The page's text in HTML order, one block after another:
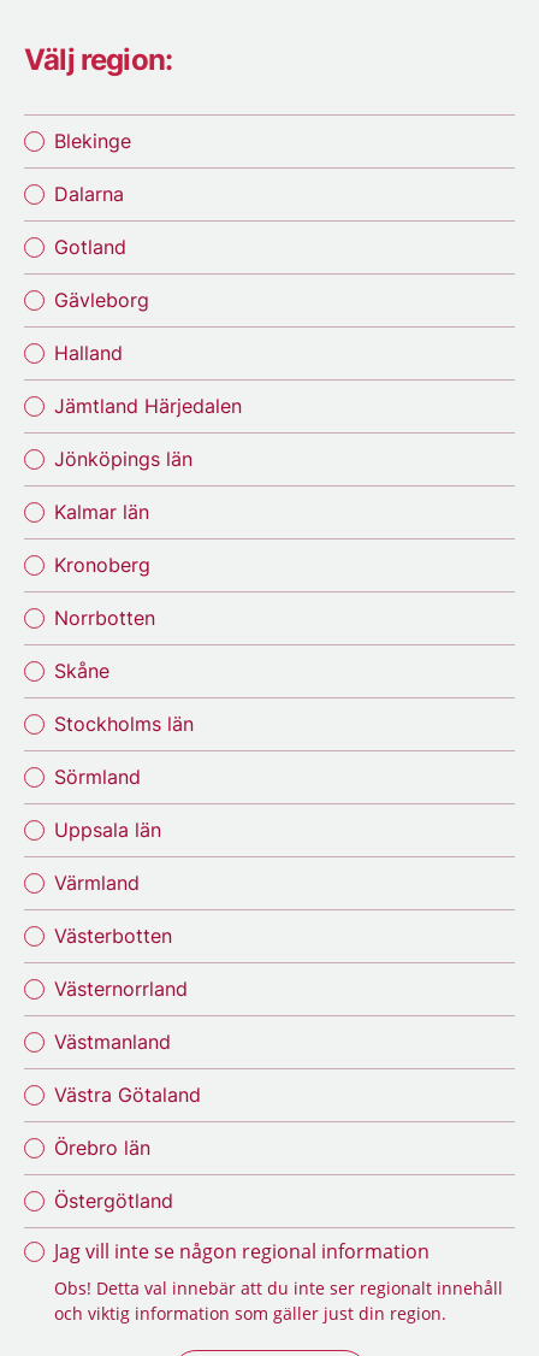
Välj region:
Blekinge
Dalarna
Gotland
Gävleborg
Halland
Jämtland Härjedalen
Jönköpings län
Kalmar län
Kronoberg
Norrbotten
Skåne
Stockholms län
Sörmland
Uppsala län
Värmland
Västerbotten
Västernorrland
Västmanland
Västra Götaland
Örebro län
Östergötland
Jag vill inte se någon regional information
Obs! Detta val innebär att du inte ser regionalt innehåll
och viktig information som gäller just din region.